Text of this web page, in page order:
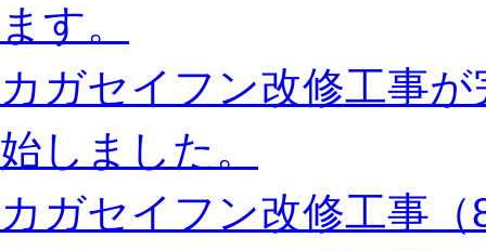
ます。
カガセイフン改修工事
始しました。
カガセイフン改修工事